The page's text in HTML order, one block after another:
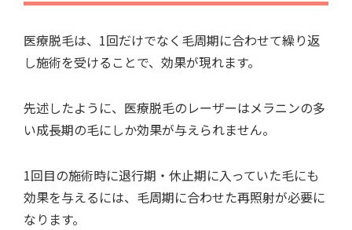
医療脱毛は、1回だけでなく毛周期に合わせて繰り返
し施術を受けることで、効果が現れます。
先述したように、医療脱毛のレーザーはメラニンの多
い成長期の毛にしか効果が与えられません。
1回目の施術時に退行期・休止期に入っていた毛にも
効果を与えるには、毛周期に合わせた再照射が必要に
なります。